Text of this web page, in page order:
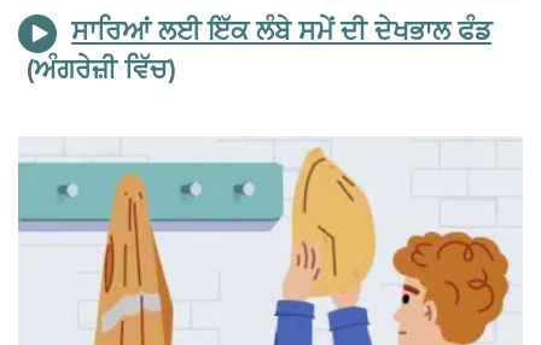
ਸਾਰਿਆਂ ਲਈ ਇੱਕ ਲੰਬੇ ਸਮੇਂ ਦੀ ਦੇਖਭਾਲ ਫੰਡ